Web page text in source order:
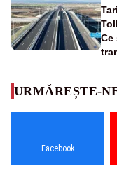
Ce
URMĂREȘTE-
Facebook